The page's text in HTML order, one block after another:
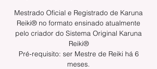
Mestrado Oficial e Registrado de Karuna
Reiki® no formato ensinado atualmente
pelo criador do Sistema Original Karuna
Reiki®
Pré-requisito: ser Mestre de Reiki há 6
meses.